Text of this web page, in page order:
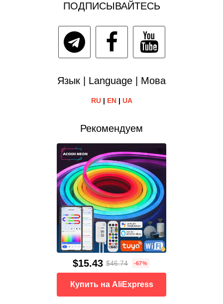
ПОДПИСЫВАЙТЕСЬ
Язык | Language | Мова
RU| EN| UA
Рекомендуем
$15.43 $46.74 -67%
Купить на AliExpress